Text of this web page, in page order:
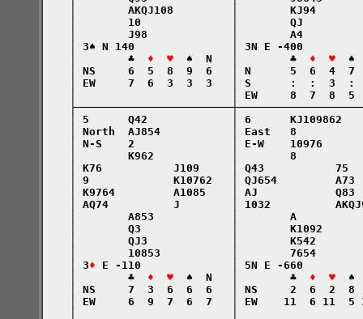
│        AKQJ108         │        KJ94
│        10              │        QJ
│        J98             │        A4
│ 3♠ N 140               │ 3N E -400
    │        ♣
♦  ♥
  ♠  N   │        ♣
♦  ♥
♠
│ NS     6  5  8  9  6   │ N      5  6  4
│ EW     7  6  3  3  3   │ S      :  :  3
│                        │ EW     8  7  8
│ 5      Q42             │ 6      KJ109862
│ North  AJ854           │ East   8
│ N-S    2               │ E-W    10976
│        K962            │        8
│ K76           J109     │ Q43           75
│ 9             K10762   │ QJ654
│ K9764         A1085    │ AJ
│ AQ74          J        │ 1032
│        A853            │        A
│        Q3              │        K1092
│        QJ3             │        K542
│        10853           │        7654
    │ 3
♦ E -110              │ 5N E -660
    │        ♣
♦  ♥
  ♠  N   │        ♣
♦  ♥
♠
│ NS     7  3  6  6  6   │ NS     2  6  2
│ EW     6  9  7  6  7   │ EW    11  6 11